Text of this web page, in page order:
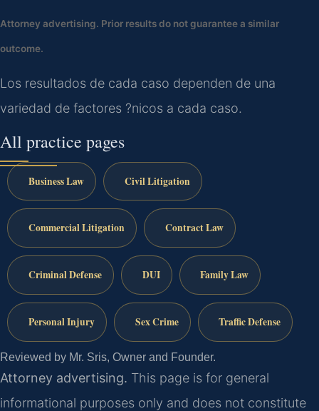
Attorney advertising. Prior results do not guarantee a similar
outcome.
Los resultados de cada caso dependen de una
variedad de factores ?nicos a cada caso.
All practice pages
Business Law Civil Litigation
Commercial Litigation Contract Law
Criminal Defense DUI Family Law
Personal Injury Sex Crime Traffic Defense
Reviewed by Mr. Sris, Owner and Founder.
Attorney advertising. This page is for general
informational purposes only and does not constitute